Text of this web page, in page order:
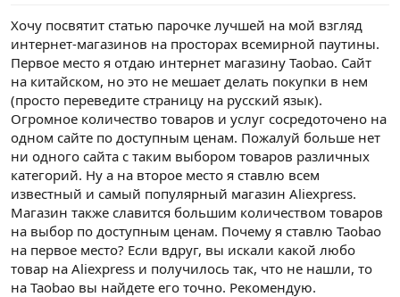
а
Хочу посвятит статью парочке лучшей на мой взгляд
интернет-магазинов на просторах всемирной паутины.
Первое место я отдаю интернет магазину Taobao. Сайт
на китайском, но это не мешает делать покупки в нем
(просто переведите страницу на русский язык).
Огромное количество товаров и услуг сосредоточено на
одном сайте по доступным ценам. Пожалуй больше нет
ни одного сайта с таким выбором товаров различных
категорий. Ну а на второе место я ставлю всем
известный и самый популярный магазин Aliexpress.
Магазин также славится большим количеством товаров
на выбор по доступным ценам. Почему я ставлю Taobao
на первое место? Если вдруг, вы искали какой любо
товар на Aliexpress и получилось так, что не нашли, то
на Taobao вы найдете его точно. Рекомендую.